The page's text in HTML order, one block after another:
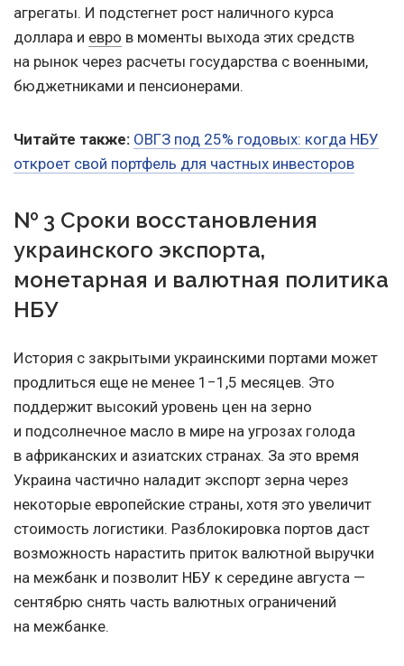
агрегаты. И подстегнет рост наличного курса
доллара и евро в моменты выхода этих средств
на рынок через расчеты государства с военными,
бюджетниками и пенсионерами.
Читайте также: ОВГЗ под 25% годовых: когда НБУ
откроет свой портфель для частных инвесторов
№ 3 Сроки восстановления
украинского экспорта,
монетарная и валютная политика
НБУ
История с закрытыми украинскими портами может
продлиться еще не менее 1−1,5 месяцев. Это
поддержит высокий уровень цен на зерно
и подсолнечное масло в мире на угрозах голода
в африканских и азиатских странах. За это время
Украина частично наладит экспорт зерна через
некоторые европейские страны, хотя это увеличит
стоимость логистики. Разблокировка портов даст
возможность нарастить приток валютной выручки
на межбанк и позволит НБУ к середине августа —
сентябрю снять часть валютных ограничений
на межбанке.